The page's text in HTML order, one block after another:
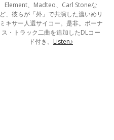
Element、Madteo、Carl Stoneな
ど、彼らが「外」で共演した濃いめリ
ミキサー人選サイコー。是非。ボーナ
ス・トラック二曲を追加したDLコー
ド付き。 Listen♪